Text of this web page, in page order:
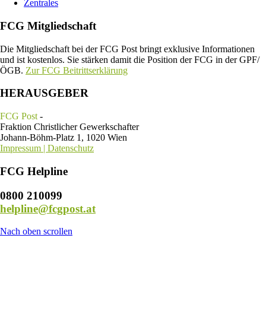
Zentrales
FCG Mitgliedschaft
Die Mitgliedschaft bei der FCG Post bringt exklusive Informationen
und ist kostenlos. Sie stärken damit die Position der FCG in der GPF/
ÖGB. Zur FCG Beitrittserklärung
HERAUSGEBER
FCG Post -
Fraktion Christlicher Gewerkschafter
Johann-Böhm-Platz 1, 1020 Wien
Impressum | Datenschutz
FCG Helpline
0800 210099
helpline@fcgpost.at
Nach oben scrollen